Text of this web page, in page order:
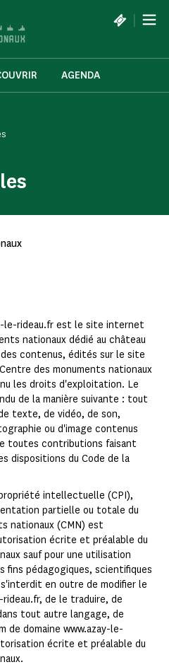
|
AGENDA
le-rideau.fr est le site internet
nationaux dédié au château
contenus, édités sur le site
des monuments nationaux
les droits d'exploitation. Le
de la manière suivante : tout
texte, de vidéo, de son,
ou d'image contenus
toutes contributions faisant
dispositions du Code de la
intellectuelle (CPI),
partielle ou totale du
nationaux (CMN) est
écrite et préalable du
sauf pour une utilisation
fins pédagogiques, scientifiques
en outre de modifier le
de le traduire, de
tout autre langage, de
de domaine www.azay-le-
écrite et préalable du